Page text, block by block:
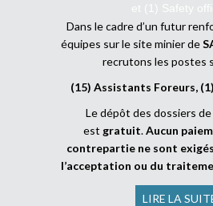
et (1) Safety
Dans le cadre d’un futur
équipes sur le site minier de
recrutons les postes
(15) Assistants Foreurs,
Le dépôt des dossiers
est gratuit.Aucun
contrepartie ne sont
l’acceptation ou du
LIRE LA